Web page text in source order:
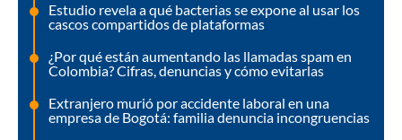
Estudio revela a qué bacterias se expone al usar los
cascos compartidos de plataformas
¿Por qué están aumentando las llamadas spam en
Colombia? Cifras, denuncias y cómo evitarlas
Extranjero murió por accidente laboral en una
empresa de Bogotá: familia denuncia incongruencias